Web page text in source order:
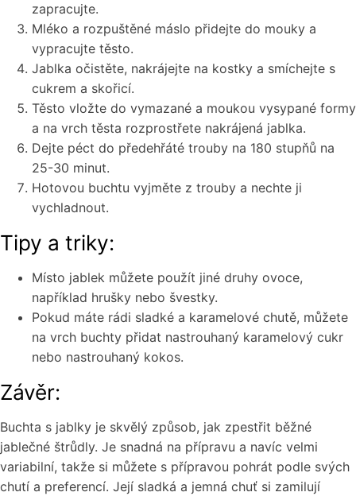
zapracujte.
Mléko a rozpuštěné máslo přidejte do mouky a
vypracujte těsto.
Jablka očistěte, nakrájejte na kostky a smíchejte s
cukrem a skořicí.
Těsto vložte do vymazané a moukou vysypané formy
a na vrch těsta rozprostřete nakrájená jablka.
Dejte péct do předehřáté trouby na 180 stupňů na
25-30 minut.
Hotovou buchtu vyjměte z trouby a nechte ji
vychladnout.
Tipy a triky:
Místo jablek můžete použít jiné druhy ovoce,
například hrušky nebo švestky.
Pokud máte rádi sladké a karamelové chutě, můžete
na vrch buchty přidat nastrouhaný karamelový cukr
nebo nastrouhaný kokos.
Závěr:
Buchta s jablky je skvělý způsob, jak zpestřit běžné
jablečné štrůdly. Je snadná na přípravu a navíc velmi
variabilní, takže si můžete s přípravou pohrát podle svých
chutí a preferencí. Její sladká a jemná chuť si zamilují